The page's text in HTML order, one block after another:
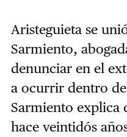
Aristeguieta se
Sarmiento,
denunciar en el
a ocurrir dentro
Sarmiento explica
hace veintidós